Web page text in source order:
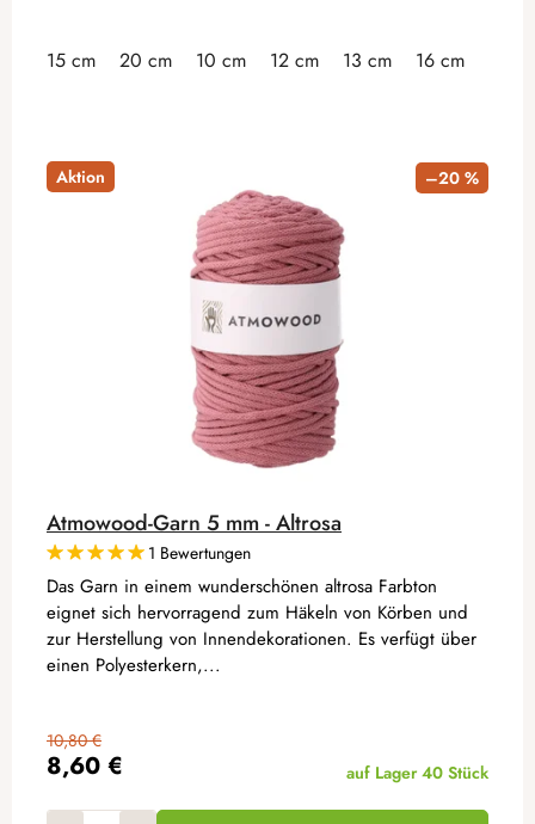
15 cm 20 cm 10 cm 12 cm 13 cm 16 cm
Aktion –20 %
Atmowood-Garn 5 mm - Altrosa
1 Bewertungen
8,60 €
10,80 €
auf Lager 40 Stück
Das Garn in einem wunderschönen altrosa Farbton
eignet sich hervorragend zum Häkeln von Körben und
zur Herstellung von Innendekorationen. Es verfügt über
einen Polyesterkern,...